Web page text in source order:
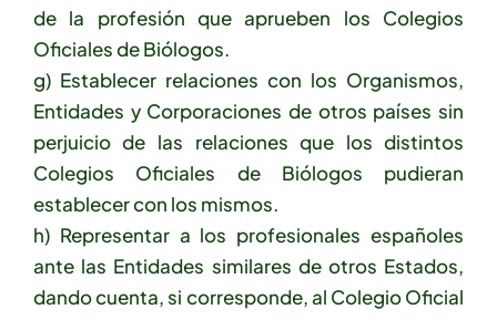
de la profesión que aprueben los Colegios
Oficiales de Biólogos.
g) Establecer relaciones con los Organismos,
Entidades y Corporaciones de otros países sin
perjuicio de las relaciones que los distintos
Colegios Oficiales de Biólogos pudieran
establecer con los mismos.
h) Representar a los profesionales españoles
ante las Entidades similares de otros Estados,
dando cuenta, si corresponde, al Colegio Oficial